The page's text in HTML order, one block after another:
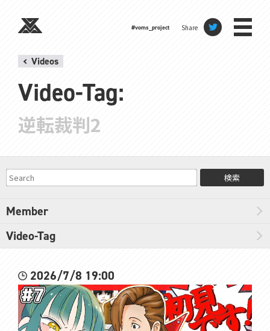
#voms_project Share
Videos
Video-Tag:
逆転裁判2
検索
Member
Video-Tag
2026/7/8 19:00